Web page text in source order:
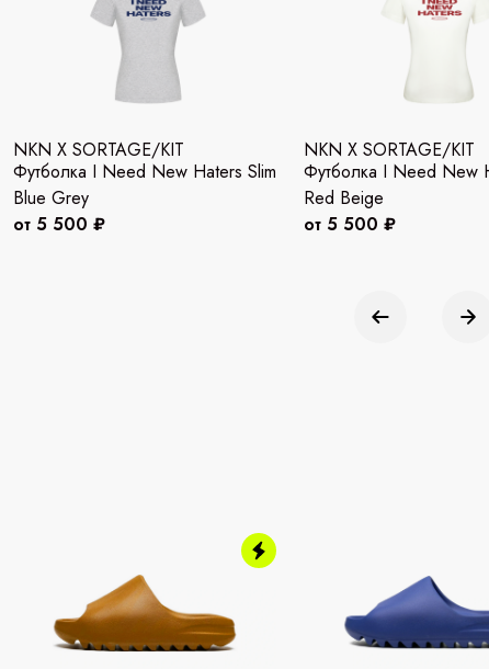
NKN X SORTAGE/KIT
Футболка I Need New Haters Slim
Blue Grey
от 5 500 ₽
NKN X SORTAGE/KIT
Футболка I Need New
Red Beige
от 5 500 ₽